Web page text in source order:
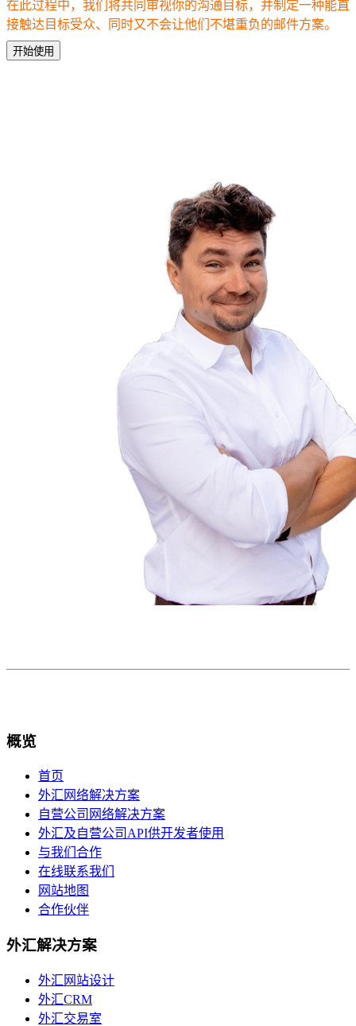
在此过程中，我们将共同审视你的沟通目标，并制定一种能直
接触达目标受众、同时又不会让他们不堪重负的邮件方案。
开始使用
概览
首页
外汇网络解决方案
自营公司网络解决方案
外汇及自营公司API供开发者使用
与我们合作
在线联系我们
网站地图
合作伙伴
外汇解决方案
外汇网站设计
外汇CRM
外汇交易室